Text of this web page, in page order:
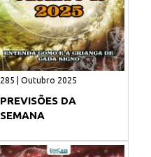
285 | Outubro 2025
PREVISÕES DA
SEMANA